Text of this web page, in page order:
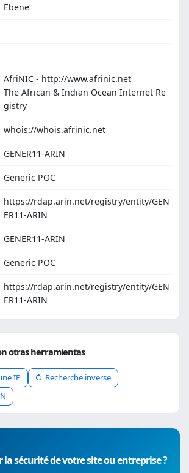
Ebene
AfriNIC - http://www.afrinic.net
The African & Indian Ocean Internet Re
gistry
whois://whois.afrinic.net
GENER11-ARIN
Generic POC
https://rdap.arin.net/registry/entity/GEN
ER11-ARIN
GENER11-ARIN
Generic POC
https://rdap.arin.net/registry/entity/GEN
ER11-ARIN
otras herramientas
IP
Recherche inverse
sécurité de votre site ou entreprise ?